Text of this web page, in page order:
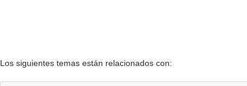
Los siguientes temas están relacionados con: